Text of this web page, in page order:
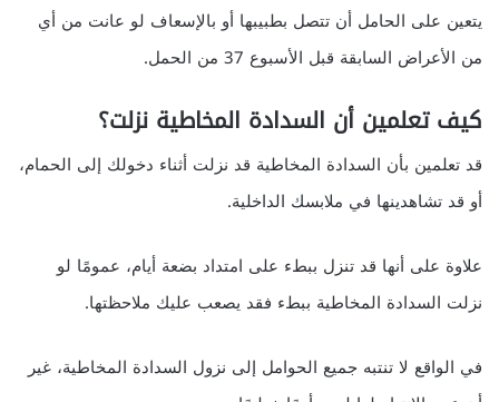
يتعين على الحامل أن تتصل بطبيبها أو بالإسعاف لو عانت من أي
من الأعراض السابقة قبل الأسبوع 37 من الحمل.
كيف تعلمين أن السدادة المخاطية نزلت؟
قد تعلمين بأن السدادة المخاطية قد نزلت أثناء دخولك إلى الحمام،
أو قد تشاهدينها في ملابسك الداخلية.
علاوة على أنها قد تنزل ببطء على امتداد بضعة أيام، عمومًا لو
نزلت السدادة المخاطية ببطء فقد يصعب عليك ملاحظتها.
في الواقع لا تنتبه جميع الحوامل إلى نزول السدادة المخاطية، غير